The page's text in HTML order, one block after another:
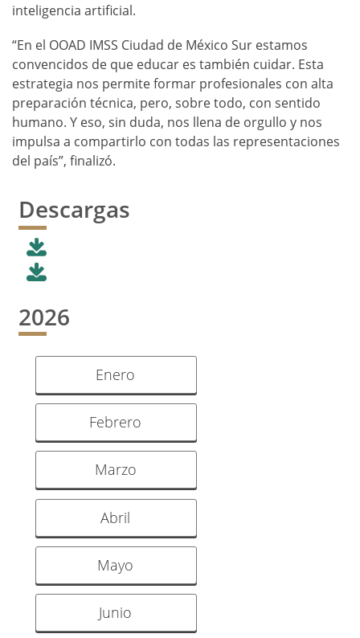
inteligencia artificial.
“En el OOAD IMSS Ciudad de México Sur estamos
convencidos de que educar es también cuidar. Esta
estrategia nos permite formar profesionales con alta
preparación técnica, pero, sobre todo, con sentido
humano. Y eso, sin duda, nos llena de orgullo y nos
impulsa a compartirlo con todas las representaciones
del país”, finalizó.
Descargas
2026
Enero
Febrero
Marzo
Abril
Mayo
Junio